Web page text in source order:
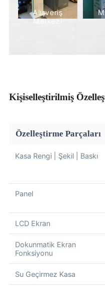
Alışveriş
Merkezi
Kişiselleştirilmiş
Özelleştirme Parçaları
Kasa Rengi | Şekil | Baskı
Panel
LCD Ekran
Dokunmatik Ekran
Fonksiyonu
Su Geçirmez Kasa